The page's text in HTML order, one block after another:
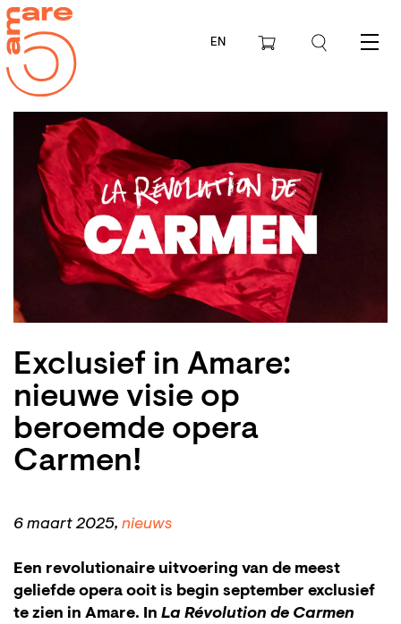
EN Menu
Exclusief in Amare:
nieuwe visie op
beroemde opera
Carmen!
6 maart 2025, nieuws
Een revolutionaire uitvoering van de meest
geliefde opera ooit is begin september exclusief
te zien in Amare. In La Révolution de Carmen